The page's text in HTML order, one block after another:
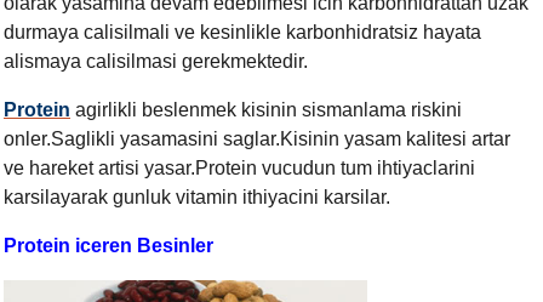
durmaya calisilmali ve kesinlikle karbonhidratsiz hayata
alismaya calisilmasi gerekmektedir.
Protein agirlikli beslenmek kisinin sismanlama riskini
onler.Saglikli yasamasini saglar.Kisinin yasam kalitesi artar
ve hareket artisi yasar.Protein vucudun tum ihtiyaclarini
karsilayarak gunluk vitamin ithiyacini karsilar.
Protein iceren Besinler